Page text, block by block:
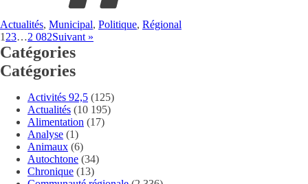
Actualités, Municipal, Politique, Régional
1 23…2 082Suivant »
Catégories
Catégories
Activités 92,5 (125)
Actualités (10 195)
Alimentation (17)
Analyse (1)
Animaux (6)
Autochtone (34)
Chronique (13)